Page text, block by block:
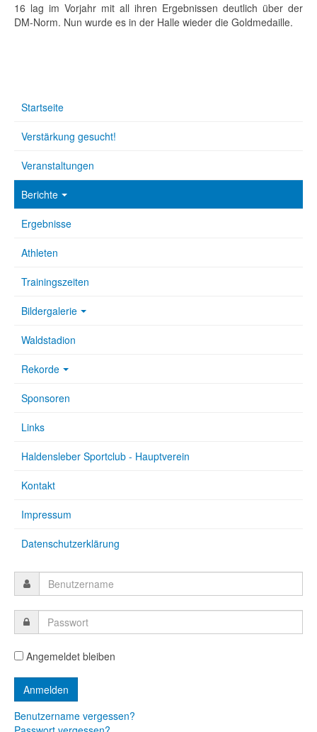
16 lag im Vorjahr mit all ihren Ergebnissen deutlich über der
DM-Norm. Nun wurde es in der Halle wieder die Goldmedaille.
Startseite
Verstärkung gesucht!
Veranstaltungen
Berichte
Ergebnisse
Athleten
Trainingszeiten
Bildergalerie
Waldstadion
Rekorde
Sponsoren
Links
Haldensleber Sportclub - Hauptverein
Kontakt
Impressum
Datenschutzerklärung
Angemeldet bleiben
Benutzername vergessen?